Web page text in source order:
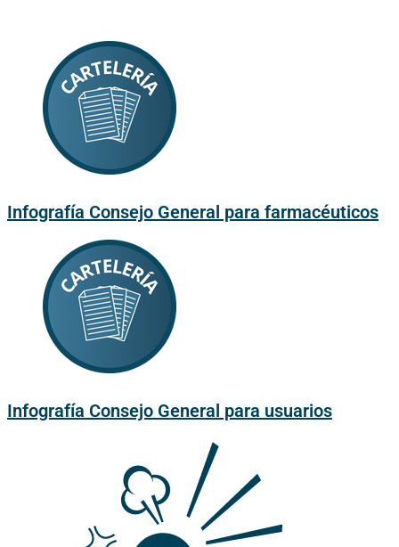
Infografía Consejo General para farmacéuticos
Infografía Consejo General para usuarios